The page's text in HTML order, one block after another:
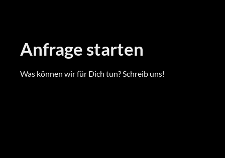
Anfrage starten
Was können wir für Dich tun? Schreib uns!